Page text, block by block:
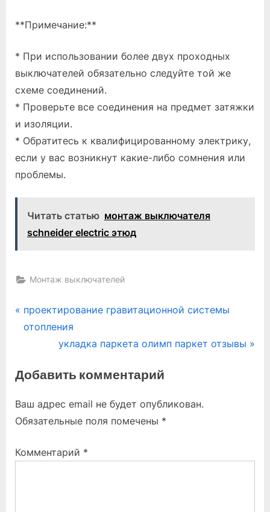
**Примечание:**
* При использовании более двух проходных
выключателей обязательно следуйте той же
схеме соединений.
* Проверьте все соединения на предмет затяжки
и изоляции.
* Обратитесь к квалифицированному электрику,
если у вас возникнут какие-либо сомнения или
проблемы.
Читать статью монтаж выключателя
schneider electric этюд
Монтаж выключателей
Навигация
P
r
i
u
s
o
проектирование гравитационной системы
отопления
N
x
P
o
t
укладка паркета олимп паркет отзывы
Добавить комментарий
Ваш адрес email не будет опубликован.
Обязательные поля помечены *
Комментарий *